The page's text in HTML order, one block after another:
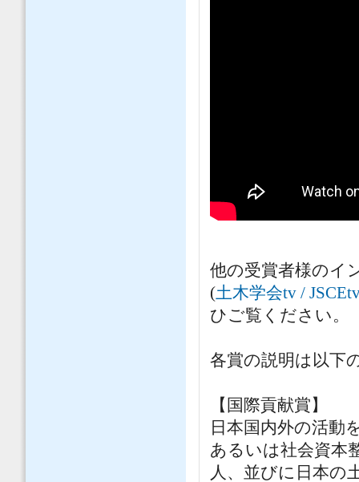
他の受賞者様のイ
(土木学会tv /
ひご覧ください。
各賞の説明は以下
【国際貢献賞】
日本国内外の活動
あるいは社会資本
人、並びに日本の